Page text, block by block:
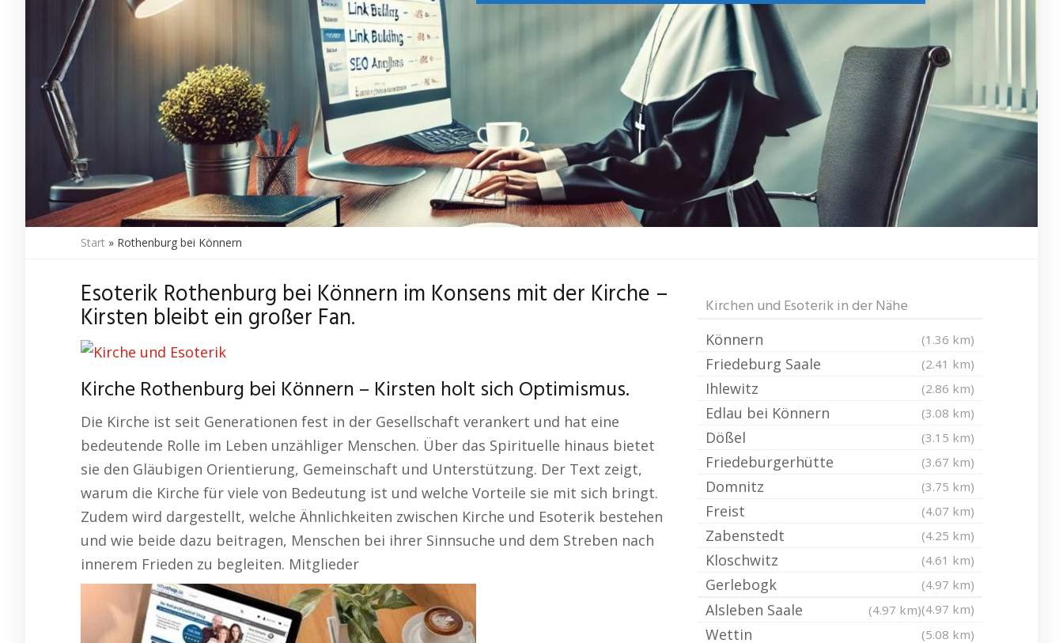
Start » Rothenburg bei Könnern
Esoterik Rothenburg bei Könnern im Konsens mit der Kirche –
Kirsten bleibt ein großer Fan.
Kirche Rothenburg bei Könnern – Kirsten holt sich Optimismus.
Die Kirche ist seit Generationen fest in der Gesellschaft verankert und hat eine
bedeutende Rolle im Leben unzähliger Menschen. Über das Spirituelle hinaus bietet
sie den Gläubigen Orientierung, Gemeinschaft und Unterstützung. Der Text zeigt,
warum die Kirche für viele von Bedeutung ist und welche Vorteile sie mit sich bringt.
Zudem wird dargestellt, welche Ähnlichkeiten zwischen Kirche und Esoterik bestehen
und wie beide dazu beitragen, Menschen bei ihrer Sinnsuche und dem Streben nach
innerem Frieden zu begleiten. Mitglieder
Kirchen und Esoterik in der Nähe
Könnern (1.36 km)
Friedeburg Saale (2.41 km)
Ihlewitz (2.86 km)
Edlau bei Könnern (3.08 km)
Dößel (3.15 km)
Friedeburgerhütte (3.67 km)
Domnitz (3.75 km)
Freist (4.07 km)
Zabenstedt (4.25 km)
Kloschwitz (4.61 km)
Gerlebogk
(4.97 km)
(4.97 km)
Alsleben Saale (4.97 km)
Wettin (5.08 km)